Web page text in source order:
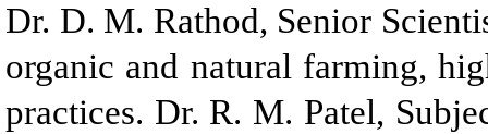
Dr. D. M. Rathod, Senior
organic and natural farming,
practices. Dr. R. M. Patel,